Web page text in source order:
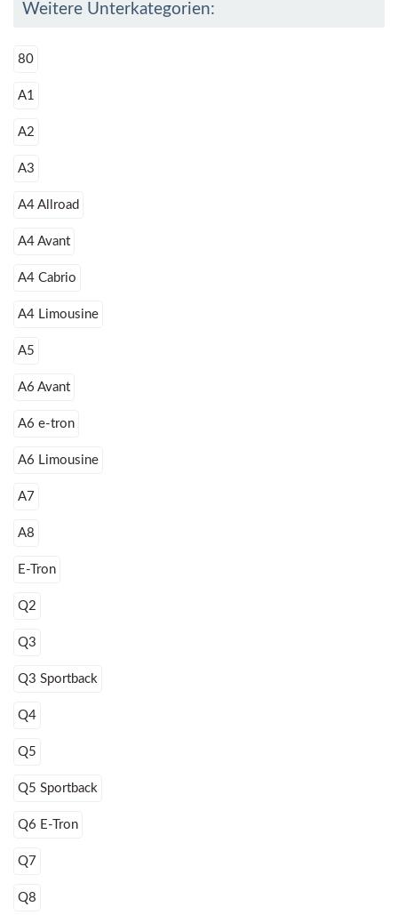
Weitere Unterkategorien:
80
A1
A2
A3
A4 Allroad
A4 Avant
A4 Cabrio
A4 Limousine
A5
A6 Avant
A6 e-tron
A6 Limousine
A7
A8
E-Tron
Q2
Q3
Q3 Sportback
Q4
Q5
Q5 Sportback
Q6 E-Tron
Q7
Q8